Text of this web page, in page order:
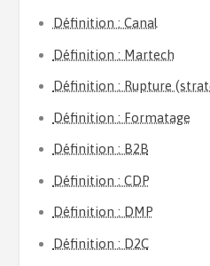
Définition : Canal
Définition : Martech
Définition : Rupture
Définition : Formatage
Définition : B2B
Définition : CDP
Définition : DMP
Définition : D2C